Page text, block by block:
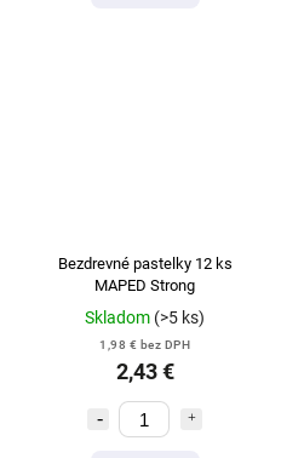
Bezdrevné pastelky 12 ks
MAPED Strong
Skladom (>5 ks)
1,98 € bez DPH
2,43 €